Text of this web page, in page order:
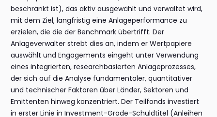
beschränkt ist), das aktiv ausgewählt und verwaltet wird,
mit dem Ziel, langfristig eine Anlageperformance zu
erzielen, die die der Benchmark übertrifft. Der
Anlageverwalter strebt dies an, indem er Wertpapiere
auswählt und Engagements eingeht unter Verwendung
eines integrierten, researchbasierten Anlageprozesses,
der sich auf die Analyse fundamentaler, quantitativer
und technischer Faktoren über Länder, Sektoren und
Emittenten hinweg konzentriert. Der Teilfonds investiert
in erster Linie in Investment-Grade-Schuldtitel (Anleihen